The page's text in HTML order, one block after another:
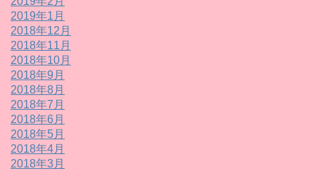
2019年1月
2018年12月
2018年11月
2018年10月
2018年9月
2018年8月
2018年7月
2018年6月
2018年5月
2018年4月
2018年3月